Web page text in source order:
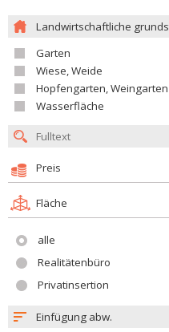
Landwirtschaftliche
Garten
Wiese, Weide
Hopfengarten, Weingarten
Wasserfläche
Preis
Fläche
alle
Realitätenbüro
Privatinsertion
Einfügung abw.